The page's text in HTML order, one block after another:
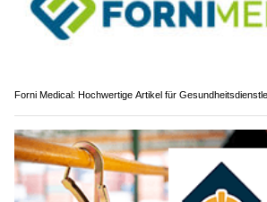
Forni Medical: Hochwertige Artikel für